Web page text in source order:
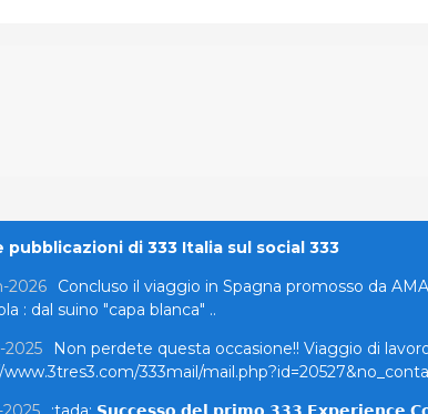
pubblicazioni di 333 Italia sul social 333
2026
Concluso il viaggio in Spagna promosso da
: dal suino "capa blanca" ..
2025
Non perdete questa occasione!! Viaggio di
333mail/